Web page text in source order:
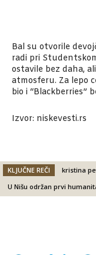
Bal su otvorile
radi pri
ostavile bez daha,
atmosferu. Za lepo
bio i “Blackberries”
Izvor: niskevesti.rs
KLJUČNE REČI kristina
U Nišu održan prvi